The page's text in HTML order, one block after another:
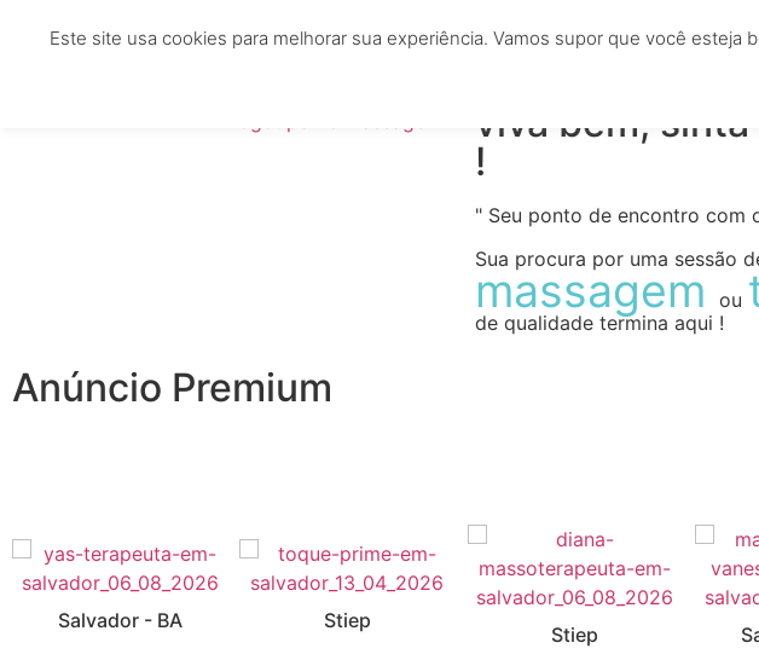
HOME TERAPEUTAS CLÍNICAS ESTÉTICAS EMPREGOS
viva bem,
!
" Seu ponto de encontro com
Sua procura por uma sessão
massagem ou
de qualidade termina aqui !
Anúncio Premium
Salvador - BA Stiep
Stiep
Este site usa cookies para melhorar sua experiência. Vamos supor que você